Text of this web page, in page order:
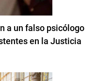
a un falso psicólogo
en la Justicia